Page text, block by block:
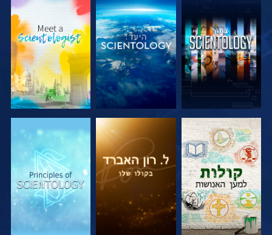
בדוק את הסדרה בדוק את הסדרה בדוק את הסדרה